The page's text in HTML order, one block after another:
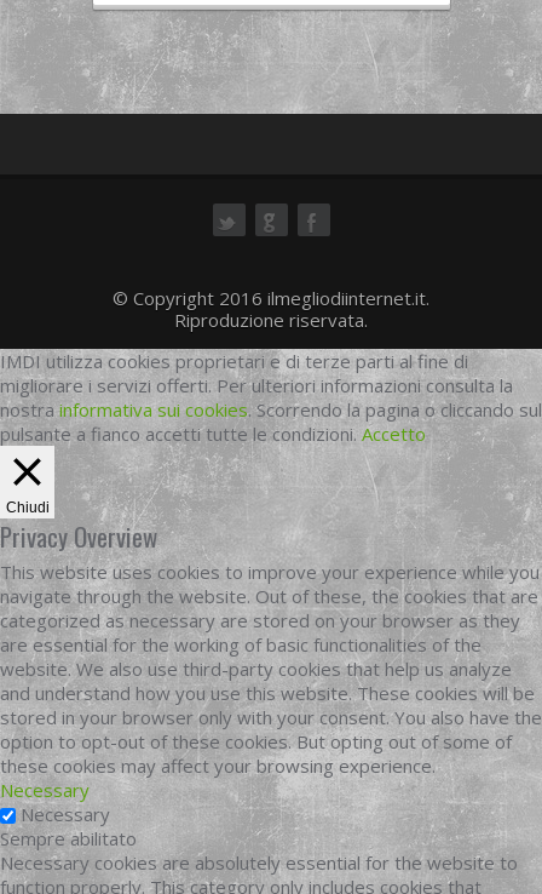
© Copyright 2016 ilmegliodiinternet.it.
Riproduzione riservata.
IMDI utilizza cookies proprietari e di terze parti al fine di
migliorare i servizi offerti. Per ulteriori informazioni consulta la
nostrainformativa sui cookies. Scorrendo la pagina o cliccando sul
pulsante a fianco accetti tutte le condizioni. Accetto
Chiudi
Privacy Overview
This website uses cookies to improve your experience while you
navigate through the website. Out of these, the cookies that are
categorized as necessary are stored on your browser as they
are essential for the working of basic functionalities of the
website. We also use third-party cookies that help us analyze
and understand how you use this website. These cookies will be
stored in your browser only with your consent. You also have the
option to opt-out of these cookies. But opting out of some of
these cookies may affect your browsing experience.
Necessary
Necessary
Sempre abilitato
Necessary cookies are absolutely essential for the website to
function properly. This category only includes cookies that